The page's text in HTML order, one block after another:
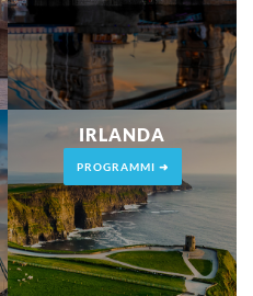
IRLANDA
PROGRAMMI ➜